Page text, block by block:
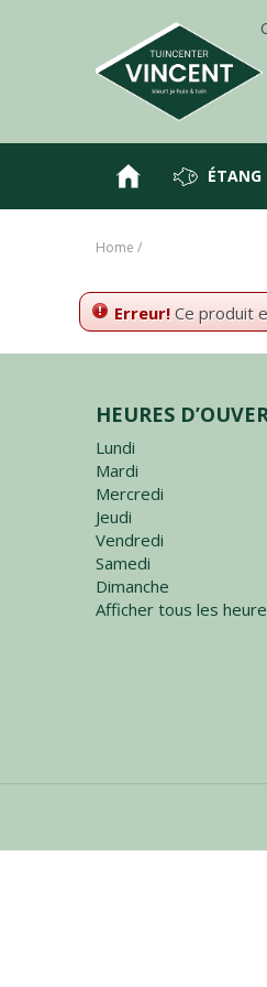
Home
ÉTANG
Erreur! Ce produit
HEURES
Lundi
Mardi
Mercredi
Jeudi
Vendredi
Samedi
Dimanche
Afficher tous les